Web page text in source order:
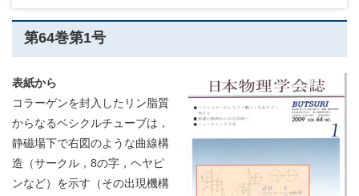
第64巻第1号
表紙から
コラーゲンを封入したリン脂質
からなるベシクルチューブは，
静磁場下で右図のような曲線構
造（サークル，8の字，ヘヤピ
ンなど）を示す（その出現機構